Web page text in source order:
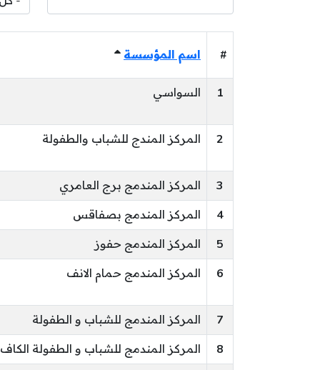
# اسم المؤسسة
1 السواسي
2 المركز المندج للشباب والطفولة
3 المركز المندمج برج العامري
4
المركز المندمج بصفاقس
5
المركز المندمج حفوز
6
المركز المندمج حمام الانف
7 المركز المندمج للشباب و الطفولة
8
المركز المندمج للشباب و الطفولة الكاف